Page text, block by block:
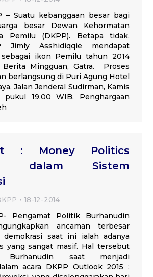
– Suatu kebanggaan besar bagi
besar Dewan Kehormatan
Pemilu (DKPP). Betapa tidak,
Jimly Asshidiqqie mendapat
sebagai ikon Pemilu tahun 2014
Berita Mingguan, Gatra. Proses
berlangsung di Puri Agung Hotel
Jalan Jenderal Sudirman, Kamis
pukul 19.00 WIB. Penghargaan
: Money Politics
dalam Sistem
18-12-2014
Pengamat Politik Burhanudin
ancaman terbesar
demokrasi saat ini ialah adanya
yang sangat masif. Hal tersebut
Burhanudin saat menjadi
acara DKPP Outlook 2015 :